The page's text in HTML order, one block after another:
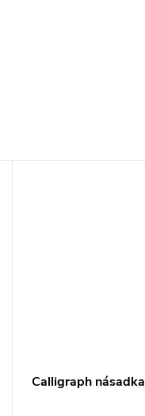
Calligraph násadka